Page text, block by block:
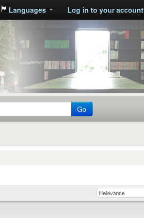
Languages Log in to your account
Go